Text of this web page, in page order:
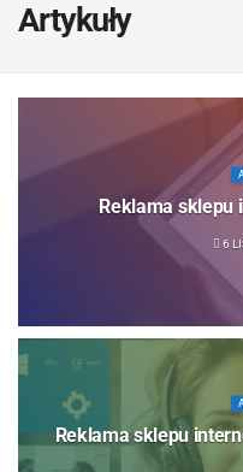
Artykuły
Reklama sklepu
6
Reklama sklepu